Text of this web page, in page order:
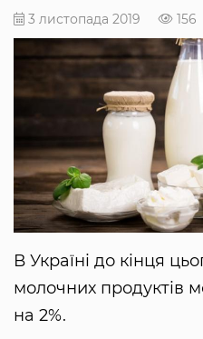
3 листопада 2019 156
В Україні до кінця
молочних продуктів
на 2%.